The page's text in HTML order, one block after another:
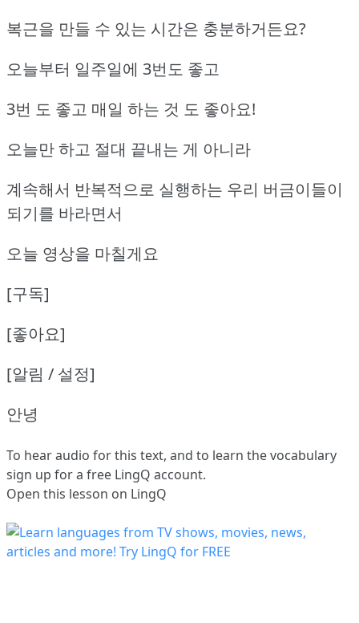
복근을 만들 수 있는 시간은 충분하거든요?
오늘부터 일주일에 3번도 좋고
3번 도 좋고 매일 하는 것 도 좋아요!
오늘만 하고 절대 끝내는 게 아니라
계속해서 반복적으로 실행하는 우리 버금이들이
되기를 바라면서
오늘 영상을 마칠게요
[구독]
[좋아요]
[알림 / 설정]
안녕
To hear audio for this text, and to learn the vocabulary
sign up for a free LingQ account.
Open this lesson on LingQ